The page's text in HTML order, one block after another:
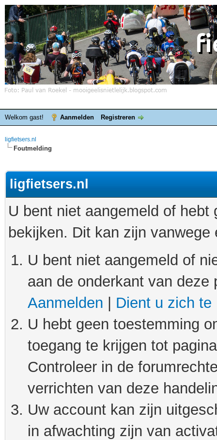
Welkom gast! Aanmelden Registreren
ligfietsers.nl
Foutmelding
ligfietsers.nl
U bent niet aangemeld of
bekijken. Dit kan zijn
U bent niet aangemeld of
aan de onderkant van
Aanmelden
Dient u zich te
U hebt geen toestemming
toegang te krijgen tot
Controleer in de
verrichten van deze
Uw account kan zijn
in afwachting zijn van